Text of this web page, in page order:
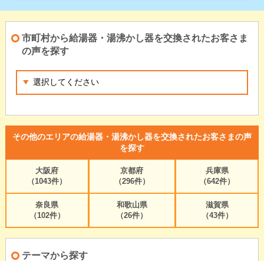
市町村から給湯器・湯沸かし器を交換されたお客さま
の声を探す
その他のエリアの給湯器・湯沸かし器を交換されたお客さまの声
を探す
大阪府
（1043件）
京都府
（296件）
兵庫県
（642件）
奈良県
（102件）
和歌山県
（26件）
滋賀県
（43件）
テーマから探す